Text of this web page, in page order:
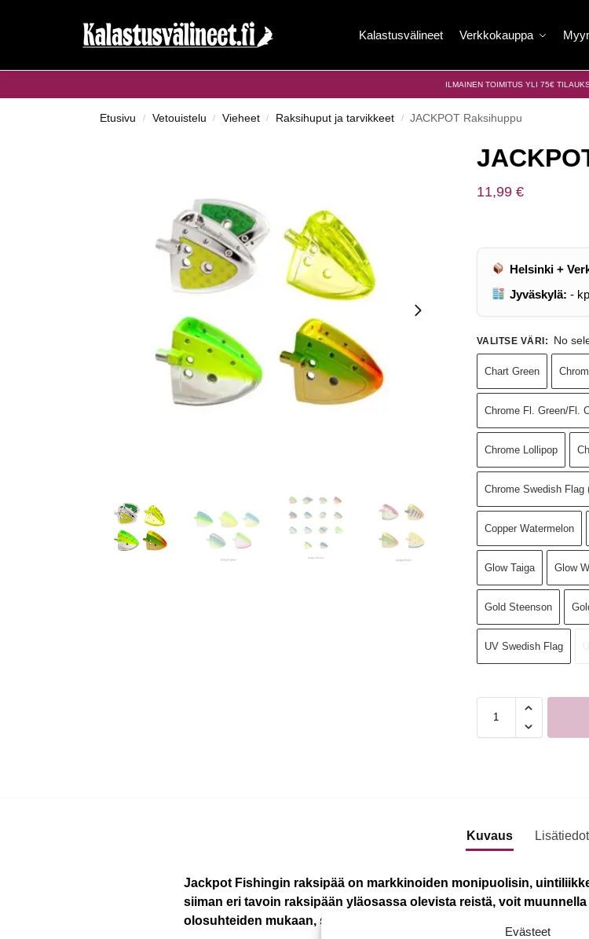
Evästeet
Kalastusvälineet Verkkokauppa
ILMAINEN TOIMITUS YLI 75€
Etusivu / Vetouistelu / Vieheet / Raksihuput ja tarvikkeet / JACKPOT Raksihuppu
11,99 €
Helsinki +
Jyväskylä: -
VALITSE VÄRI: No
Chart Green
Chrome Fl. Green/Fl.
Chrome Lollipop
Chrome Swedish Flag
Copper Watermelon
Glow Taiga Glow
Gold Steenson
UV Swedish Flag
Kuvaus Lisätiedot
Jackpot Fishingin raksipää on markkinoiden monipuolisin,
siiman eri tavoin raksipään yläosassa olevista reistä, voit
olosuhteiden mukaan, saadaksesi vaihtelevia sekä houkuttelevia